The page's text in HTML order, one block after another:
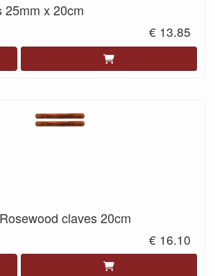
25mm x 20cm
€ 13.85
claves 20cm
€ 16.10